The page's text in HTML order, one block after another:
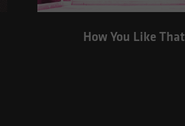
How You Like That